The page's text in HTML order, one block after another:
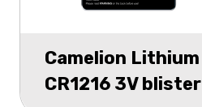
Camelion Lithium
CR1216 3V blister